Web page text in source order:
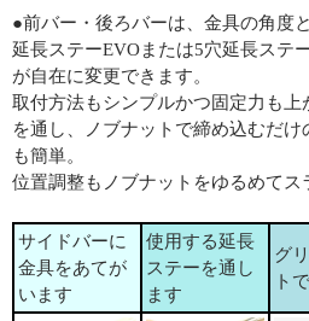
●前バー・後ろバーは、金具の角度
延長ステーEVOまたは5穴延長ステ
が自在に変更できます。
取付方法もシンプルかつ固定力も
を通し、ノブナットで締め込むだ
も簡単。
位置調整もノブナットをゆるめてス
サイドバーに
金具をあてが
います
使用する延長
ステーを通し
ます
グ
ト